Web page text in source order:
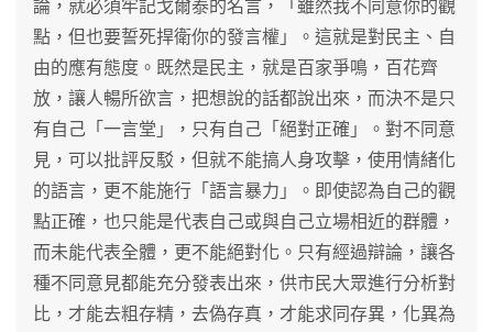
論，就必須牢記戈爾泰的名言，「雖然我不同意你的觀
點，但也要誓死捍衛你的發言權」。這就是對民主、自
由的應有態度。既然是民主，就是百家爭鳴，百花齊
放，讓人暢所欲言，把想說的話都說出來，而決不是只
有自己「一言堂」，只有自己「絕對正確」。對不同意
見，可以批評反駁，但就不能搞人身攻擊，使用情緒化
的語言，更不能施行「語言暴力」。即使認為自己的觀
點正確，也只能是代表自己或與自己立場相近的群體，
而未能代表全體，更不能絕對化。只有經過辯論，讓各
種不同意見都能充分發表出來，供市民大眾進行分析對
比，才能去粗存精，去偽存真，才能求同存異，化異為